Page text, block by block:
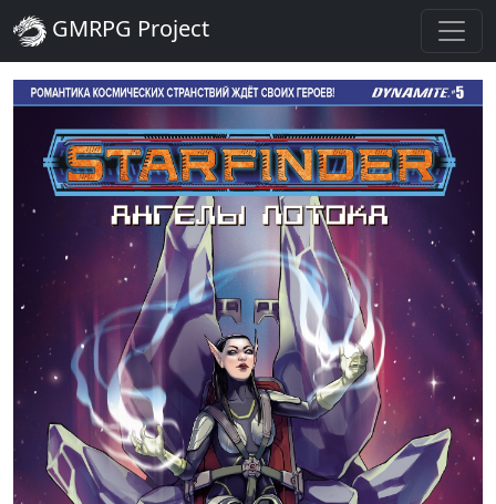
GMRPG Project